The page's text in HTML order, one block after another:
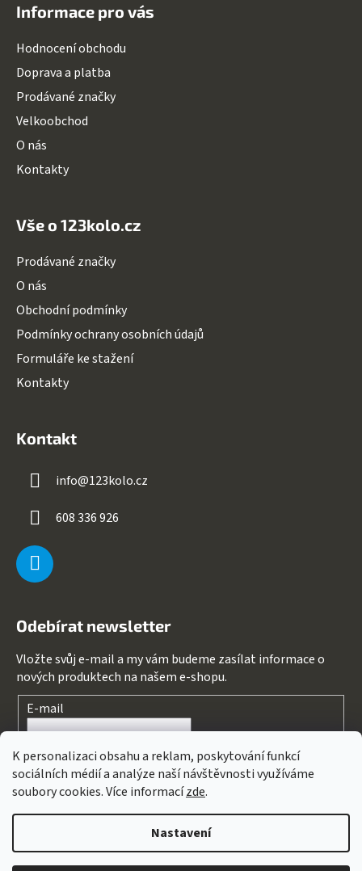
K personalizaci obsahu a reklam, poskytování funkcí
sociálních médií a analýze naší návštěvnosti využíváme
soubory cookies. Více informacízde.
Nastavení
Informace pro vás
Hodnocení obchodu
Doprava a platba
Prodávané značky
Velkoobchod
O nás
Kontakty
Vše o 123kolo.cz
Prodávané značky
O nás
Obchodní podmínky
Podmínky ochrany osobních údajů
Formuláře ke stažení
Kontakty
Kontakt
info@123kolo.cz
608 336 926
Odebírat newsletter
Vložte svůj e-mail a my vám budeme zasílat informace o
nových produktech na našem e-shopu.
E-mail
Souhlasím spodmínkami ochrany osobních údajů
PŘIHLÁSIT SE
Vytvořil Shoptet&PekneWeby